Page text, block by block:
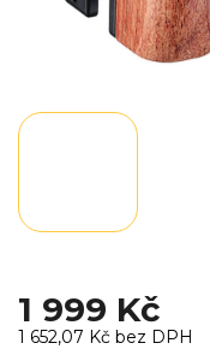
1 999 Kč
1 652,07 Kč bez DPH